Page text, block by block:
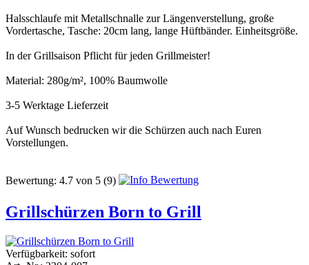
Halsschlaufe mit Metallschnalle zur Längenverstellung, große
Vordertasche, Tasche: 20cm lang, lange Hüftbänder. Einheitsgröße.
In der Grillsaison Pflicht für jeden Grillmeister!
Material: 280g/m², 100% Baumwolle
3-5 Werktage Lieferzeit
Auf Wunsch bedrucken wir die Schürzen auch nach Euren
Vorstellungen.
Bewertung: 4.7 von 5 (9)
Grillschürzen Born to Grill
Verfügbarkeit: sofort